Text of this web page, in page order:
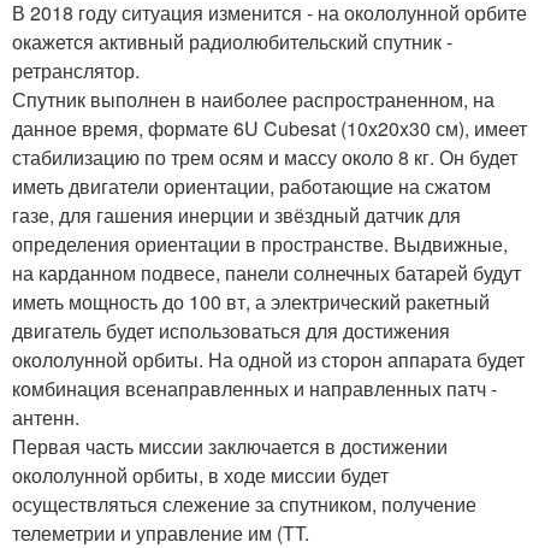
В 2018 году ситуация изменится - на окололунной орбите
окажется активный радиолюбительский спутник -
ретранслятор.
Спутник выполнен в наиболее распространенном, на
данное время, формате 6U Cubesat (10x20x30 см), имеет
стабилизацию по трем осям и массу около 8 кг. Он будет
иметь двигатели ориентации, работающие на сжатом
газе, для гашения инерции и звёздный датчик для
определения ориентации в пространстве. Выдвижные,
на карданном подвесе, панели солнечных батарей будут
иметь мощность до 100 вт, а электрический ракетный
двигатель будет использоваться для достижения
окололунной орбиты. На одной из сторон аппарата будет
комбинация всенаправленных и направленных патч -
антенн.
Первая часть миссии заключается в достижении
окололунной орбиты, в ходе миссии будет
осуществляться слежение за спутником, получение
телеметрии и управление им (TT.